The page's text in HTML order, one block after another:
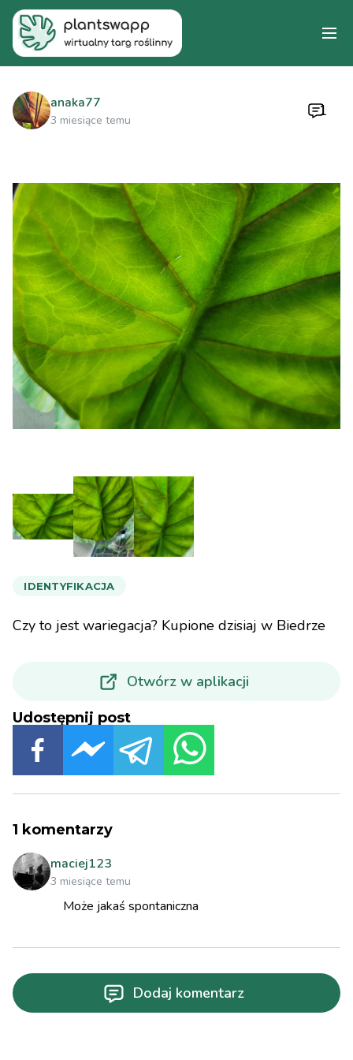
anaka77
3 miesiące temu
1
IDENTYFIKACJA
Czy to jest wariegacja? Kupione dzisiaj w Biedrze
Otwórz w aplikacji
Udostępnij post
1 komentarzy
maciej123
3 miesiące temu
Może jakaś spontaniczna
Dodaj komentarz